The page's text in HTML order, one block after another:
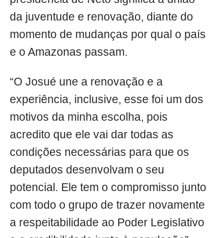
da juventude e renovação, diante do
momento de mudanças por qual o país
e o Amazonas passam.
“O Josué une a renovação e a
experiência, inclusive, esse foi um dos
motivos da minha escolha, pois
acredito que ele vai dar todas as
condições necessárias para que os
deputados desenvolvam o seu
potencial. Ele tem o compromisso junto
com todo o grupo de trazer novamente
a respeitabilidade ao Poder Legislativo